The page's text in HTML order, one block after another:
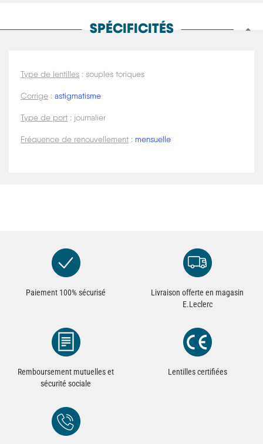
SPÉCIFICITÉS
Type de lentilles : souples toriques
Corrige : astigmatisme
Type de port : journalier
Fréquence de renouvellement : mensuelle
Paiement 100% sécurisé
Livraison offerte en magasin
E.Leclerc
Remboursement mutuelles et
sécurité sociale
Lentilles certifiées